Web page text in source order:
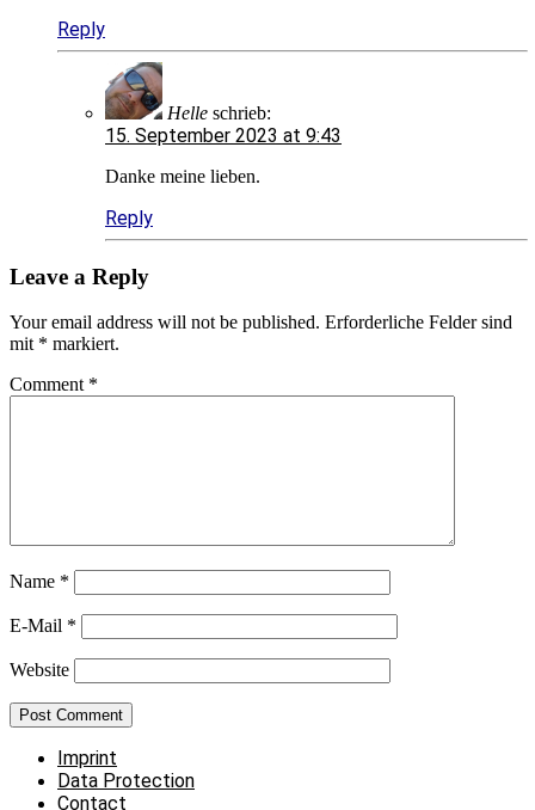
Reply
Helle schrieb:
15. September 2023 at 9:43
Danke meine lieben.
Reply
Leave a Reply
Your email address will not be published. Erforderliche Felder sind
mit * markiert.
Comment *
Name *
E-Mail *
Website
Imprint
Data Protection
Contact